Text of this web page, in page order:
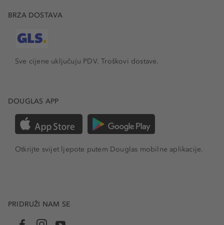
BRZA DOSTAVA
Sve cijene uključuju PDV.Troškovi dostave.
DOUGLAS APP
Otkrijte svijet ljepote putem Douglas mobilne aplikacije.
PRIDRUŽI NAM SE